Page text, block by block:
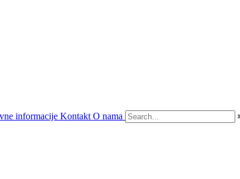
informacije Kontakt O nama